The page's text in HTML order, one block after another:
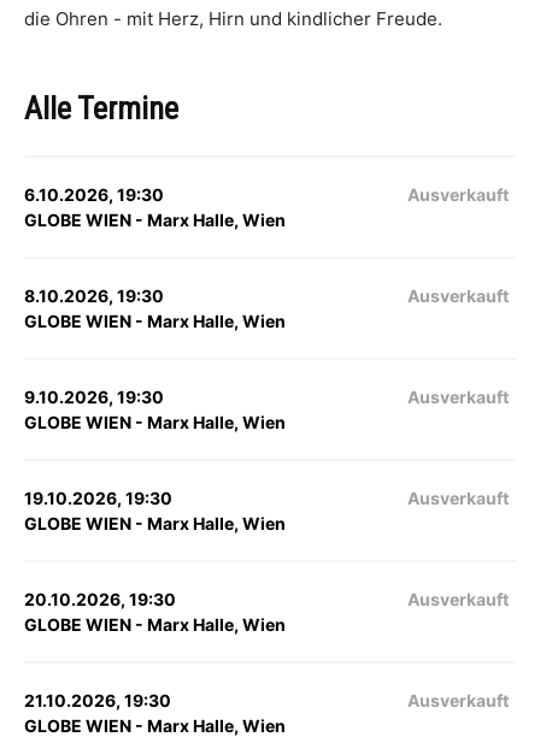
die Ohren - mit Herz, Hirn und kindlicher Freude.
Alle Termine
6.10.2026, 19:30
GLOBE WIEN - Marx Halle, Wien
Ausverkauft
8.10.2026, 19:30
GLOBE WIEN - Marx Halle, Wien
Ausverkauft
9.10.2026, 19:30
GLOBE WIEN - Marx Halle, Wien
Ausverkauft
19.10.2026, 19:30
GLOBE WIEN - Marx Halle, Wien
Ausverkauft
20.10.2026, 19:30
GLOBE WIEN - Marx Halle, Wien
Ausverkauft
21.10.2026, 19:30
GLOBE WIEN - Marx Halle, Wien
Ausverkauft